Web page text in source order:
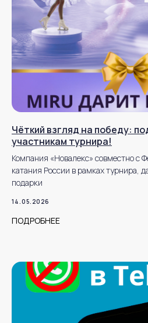
Чёткий взгляд на победу:
участникам турнира!
Компания «Новалекс» совместно с
катания России в рамках турнира,
подарки
14.05.2026
ПОДРОБНЕЕ